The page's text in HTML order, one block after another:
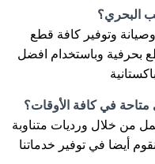
البحري؟
وتوفير كافة قطع
بحرفية وباستخدام افضل
في كافة الأوقات؟
من خلال ورديات متناوبة
أيضا في توفير خدماتنا